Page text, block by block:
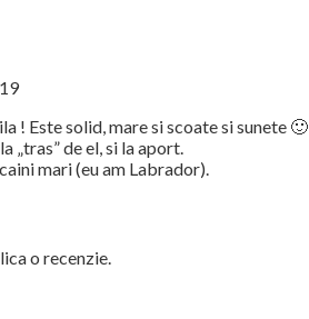
! Este solid, mare si scoate si sunete 🙂
„tras” de el, si la aport.
mari (eu am Labrador).
o recenzie.